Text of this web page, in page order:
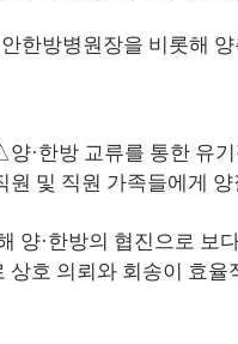
한방병원장을 비롯해
·한방 교류를 통한 유
및 직원 가족들에게
양·한방의 협진으로 보
상호 의뢰와 회송이 효